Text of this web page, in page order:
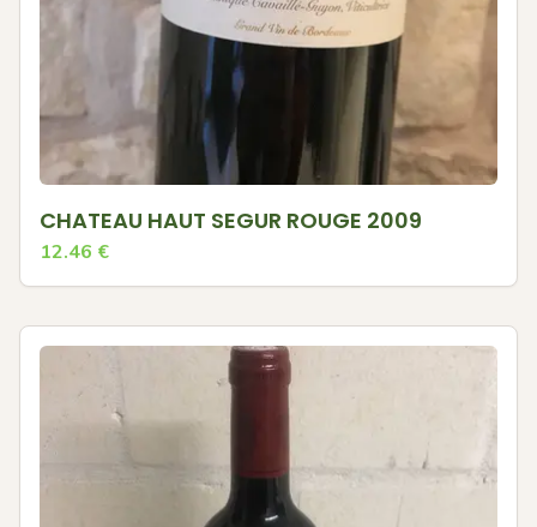
CHATEAU HAUT SEGUR ROUGE 2009
12.46 €